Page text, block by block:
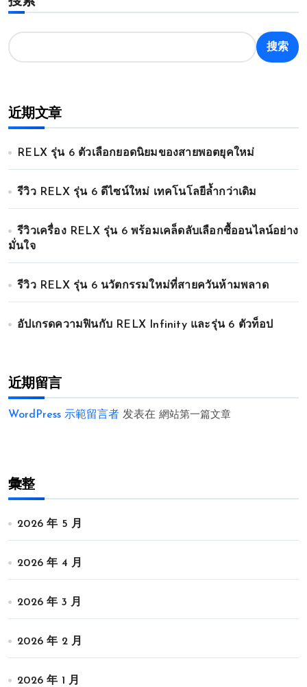
搜索
近期文章
RELX รุ่น 6 ตัวเลือกยอดนิยมของสายพอตยุคใหม่
รีวิว RELX รุ่น 6 ดีไซน์ใหม่ เทคโนโลยีล้ำกว่าเดิม
รีวิวเครื่อง RELX รุ่น 6 พร้อมเคล็ดลับเลือกซื้ออนไลน์อย่าง
มั่นใจ
รีวิว RELX รุ่น 6 นวัตกรรมใหม่ที่สายควันห้ามพลาด
อัปเกรดความฟินกับ RELX Infinity และรุ่น 6 ตัวท็อป
近期留言
WordPress 示範留言者 发表在 網站第一篇文章
彙整
2026 年 5 月
2026 年 4 月
2026 年 3 月
2026 年 2 月
2026 年 1 月